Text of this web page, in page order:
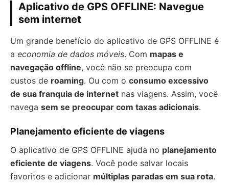
Aplicativo de GPS OFFLINE: Navegue
sem internet
Um grande benefício do aplicativo de GPS OFFLINE é
a economia de dados móveis. Com mapas e
navegação offline, você não se preocupa com
custos de roaming. Ou com o consumo excessivo
de sua franquia de internet nas viagens. Assim, você
navega sem se preocupar com taxas adicionais.
Planejamento eficiente de viagens
O aplicativo de GPS OFFLINE ajuda no planejamento
eficiente de viagens. Você pode salvar locais
favoritos e adicionar múltiplas paradas em sua rota.